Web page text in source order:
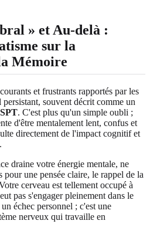
» et Au-delà :
sur la
Mémoire
et frustrants rapportés par les
souvent décrit comme un
. C'est plus qu'un simple oubli ;
d'être mentalement lent, confus et
directement de l'impact cognitif et
draine votre énergie mentale, ne
pour une pensée claire, le rappel de la
cerveau est tellement occupé à
pas s'engager pleinement dans le
échec personnel ; c'est une
nerveux qui travaille en